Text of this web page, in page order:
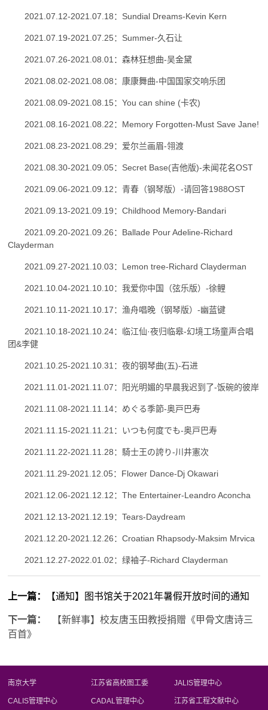
2021.07.12-2021.07.18：Sundial Dreams-Kevin Kern
2021.07.19-2021.07.25：Summer-久石让
2021.07.26-2021.08.01：森林狂想曲-吴金黛
2021.08.02-2021.08.08：康康舞曲-中国国家交响乐团
2021.08.09-2021.08.15：You can shine (卡农)
2021.08.16-2021.08.22：Memory Forgotten-Must Save Jane!
2021.08.23-2021.08.29：爱尔兰画眉-翎渡
2021.08.30-2021.09.05：Secret Base(吉他版)-未闻花名OST
2021.09.06-2021.09.12：青春（钢琴版）-请回答1988OST
2021.09.13-2021.09.19：Childhood Memory-Bandari
2021.09.20-2021.09.26：Ballade Pour Adeline-Richard
Clayderman
2021.09.27-2021.10.03：Lemon tree-Richard Clayderman
2021.10.04-2021.10.10：我爱你中国（弦乐版）-徐鲤
2021.10.11-2021.10.17：渔舟唱晚（钢琴版）-幽蓝键
2021.10.18-2021.10.24：临江仙·夜归临皋-幻境工场童声合唱
团&李健
2021.10.25-2021.10.31：夜的钢琴曲(五)-石进
2021.11.01-2021.11.07：阳光明媚的早晨我迟到了-饭碗的彼岸
2021.11.08-2021.11.14：めぐる季節-奥戸巴寿
2021.11.15-2021.11.21：いつも何度でも-奥戸巴寿
2021.11.22-2021.11.28：騎士王の誇り-川井憲次
2021.11.29-2021.12.05：Flower Dance-Dj Okawari
2021.12.06-2021.12.12：The Entertainer-Leandro Aconcha
2021.12.13-2021.12.19：Tears-Daydream
2021.12.20-2021.12.26：Croatian Rhapsody-Maksim Mrvica
2021.12.27-2022.01.02：绿袖子-Richard Clayderman
上一篇： 【通知】图书馆关于2021年暑假开放时间的通知
下一篇：
【新鲜事】校友唐玉田教授捐赠《甲骨文唐诗三
百首》
南京大学 江苏省高校图工委 JALIS管理中心
CALIS管理中心 CADAL管理中心 江苏省工程文献中心